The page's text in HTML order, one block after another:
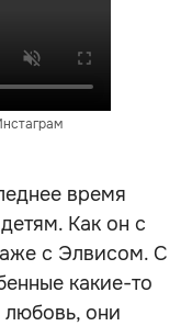
время
Как он с
с Элвисом. С
какие-то
любовь, они